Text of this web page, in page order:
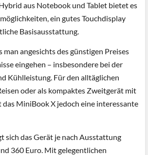
aus Notebook und Tablet bietet es
ein gutes Touchdisplay
Basisausstattung.
man angesichts des günstigen Preises
eingehen – insbesondere bei der
Kühlleistung. Für den alltäglichen
oder als kompaktes Zweitgerät mit
MiniBook X jedoch eine interessante
sich das Gerät je nach Ausstattung
360 Euro. Mit gelegentlichen